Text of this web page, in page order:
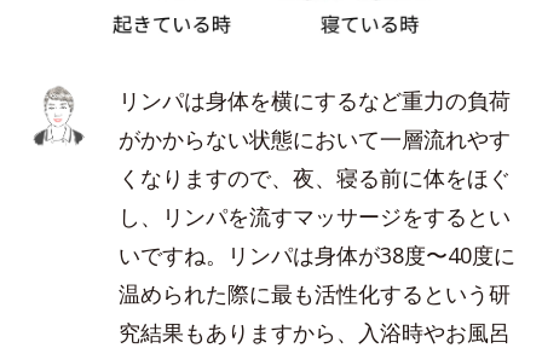
リンパは身体を横にするなど重力の負荷
がかからない状態において一層流れやす
くなりますので、夜、寝る前に体をほぐ
し、リンパを流すマッサージをするとい
いですね。リンパは身体が38度〜40度に
温められた際に最も活性化するという研
究結果もありますから、入浴時やお風呂